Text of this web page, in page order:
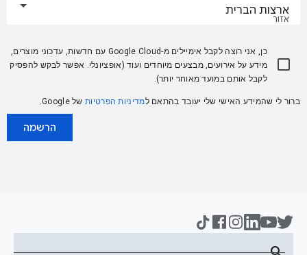
אזור
ארצות הברית
כן, אני רוצה לקבל אימיילים מ-Google Cloud עם חדשות, עדכוני מוצרים,
מידע על אירועים, מבצעים מיוחדים ועוד (אופציונלי. אפשר לבקש להפסיק
לקבל אותם במועד מאוחר יותר).
ברור לי שהמידע האישי שלי יעובד בהתאם למדיניות הפרטיותשל Google.
הרשמה